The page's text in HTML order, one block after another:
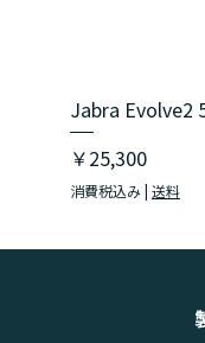
Jabra Evolve2
価格
￥25,300
消費税込み | 送料